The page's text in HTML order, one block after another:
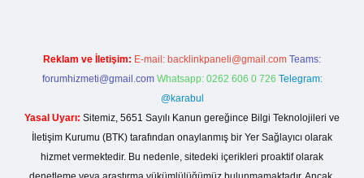
Reklam ve İletişim: E-mail: backlinkpaneli@gmail.com Teams:
forumhizmeti@gmail.com Whatsapp: 0262 606 0 726 Telegram:
@karabul
Yasal Uyarı: Sitemiz, 5651 Sayılı Kanun gereğince Bilgi Teknolojileri ve
İletişim Kurumu (BTK) tarafından onaylanmış bir Yer Sağlayıcı olarak
hizmet vermektedir. Bu nedenle, sitedeki içerikleri proaktif olarak